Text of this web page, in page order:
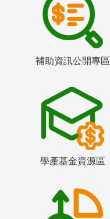
補助資訊公開專區
學產基金資源區